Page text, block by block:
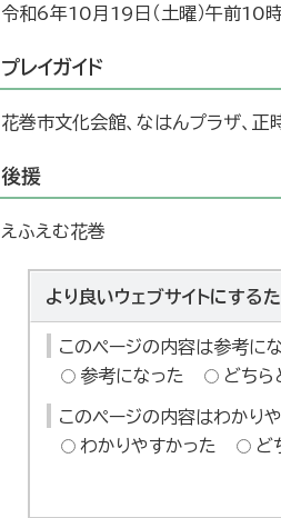
令和6年10月19日（土曜）午前10
プレイガイド
花巻市文化会館、なはんプラザ、正
後援
えふえむ花巻
より良いウェブサイトにする
このページの内容は参考に
参考になった
どちら
このページの内容はわかり
わかりやすかった
ど